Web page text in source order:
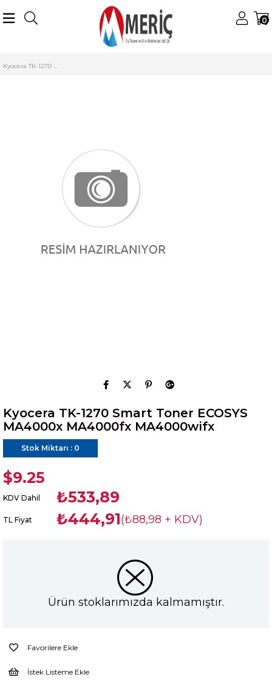
0
Kyocera Mita Digital Tonerler
Kyocera TK-1270 Smart Toner ECOSYS MA4000x MA4000fx MA4000wifx
Kyocera TK-1270 Smart Toner ECOSYS
MA4000x MA4000fx MA4000wifx
Stok Miktarı : 0
$9.25
KDV Dahil ₺533,89
TL Fiyat ₺444,91(₺88,98 + KDV)
Ürün stoklarımızda kalmamıştır.
Favorilere Ekle
İstek Listeme Ekle